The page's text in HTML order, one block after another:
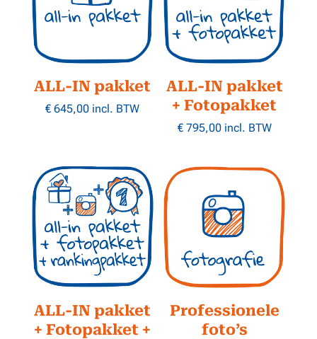
ALL-IN pakket
€ 645,00 incl. BTW
ALL-IN pakket
+ Fotopakket
€795,00 incl. BTW
ALL-IN pakket
+ Fotopakket +
Professionele
foto’s